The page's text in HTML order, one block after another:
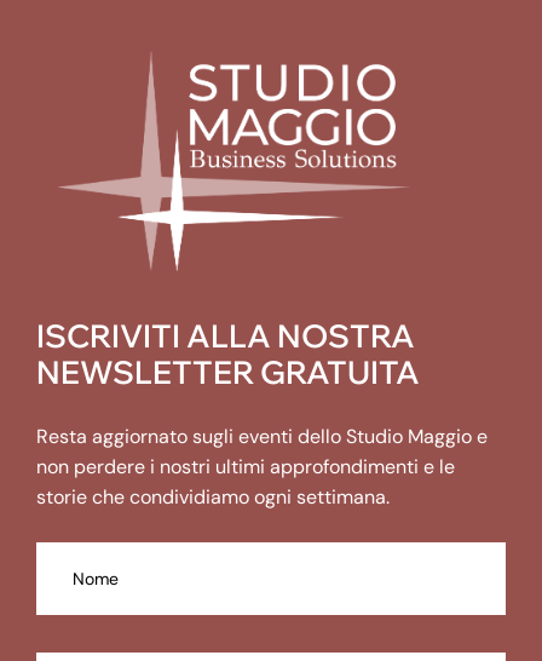
ISCRIVITI ALLA NOSTRA
NEWSLETTER GRATUITA
Resta aggiornato sugli eventi dello Studio Maggio e
non perdere i nostri ultimi approfondimenti e le
storie che condividiamo ogni settimana.